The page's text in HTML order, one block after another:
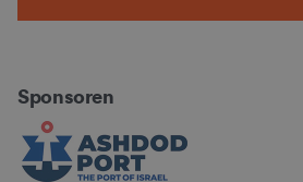
Sponsoren